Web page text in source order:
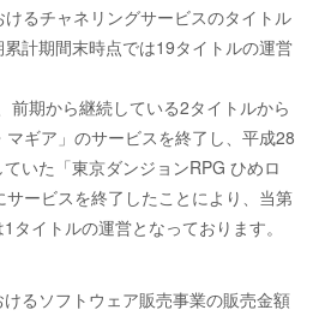
るチャネリングサービスのタイトル
計期間末時点では19タイトルの運営
期から継続している2タイトルから
ギア」のサービスを終了し、平成28
いた「東京ダンジョンRPG ひめロ
ービスを終了したことにより、当第
タイトルの運営となっております。
るソフトウェア販売事業の販売金額